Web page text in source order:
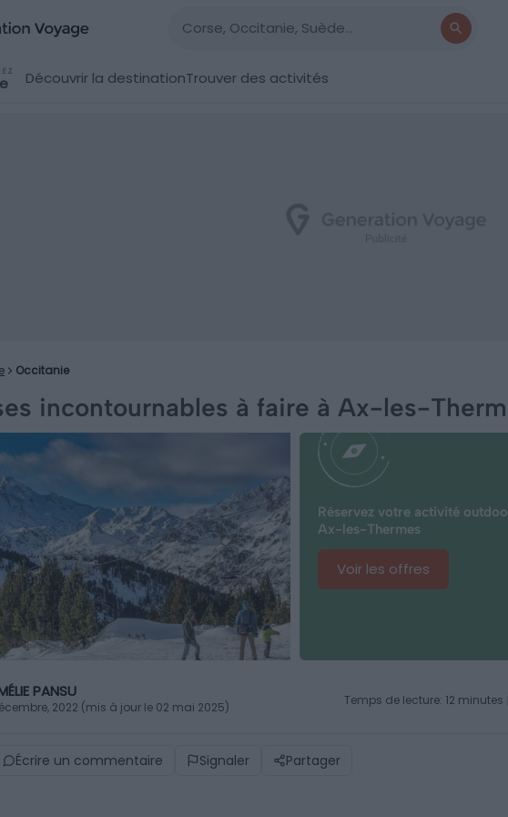
Découvrir la destinationTrouver des activités
Occitanie
incontournables à faire à Ax-les-
Réservez votre activité
Ax-les-Thermes
Voir les offres
PANSU
2022 (mis à jour le 02 mai 2025) Temps de lecture: 12 minutes
Écrire un commentaire Signaler Partager